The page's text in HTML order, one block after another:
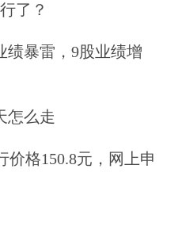
处的解决方案已累
业场景，覆盖全国
外50个国家和地
南方电网、
等行业龙头 企业。
有股东45名。
了？
绩暴雷，9股业绩增
怎么走
价格150.8元，网上申